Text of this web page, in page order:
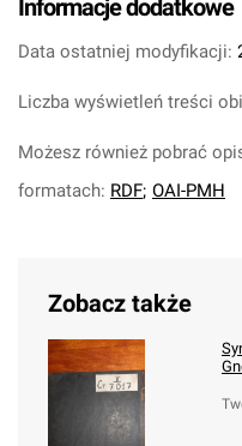
Informacje dodatkowe
Data ostatniej modyfikacji:
Liczba wyświetleń treści
Możesz również pobrać
formatach: RDF; OAI-PMH
Zobacz także